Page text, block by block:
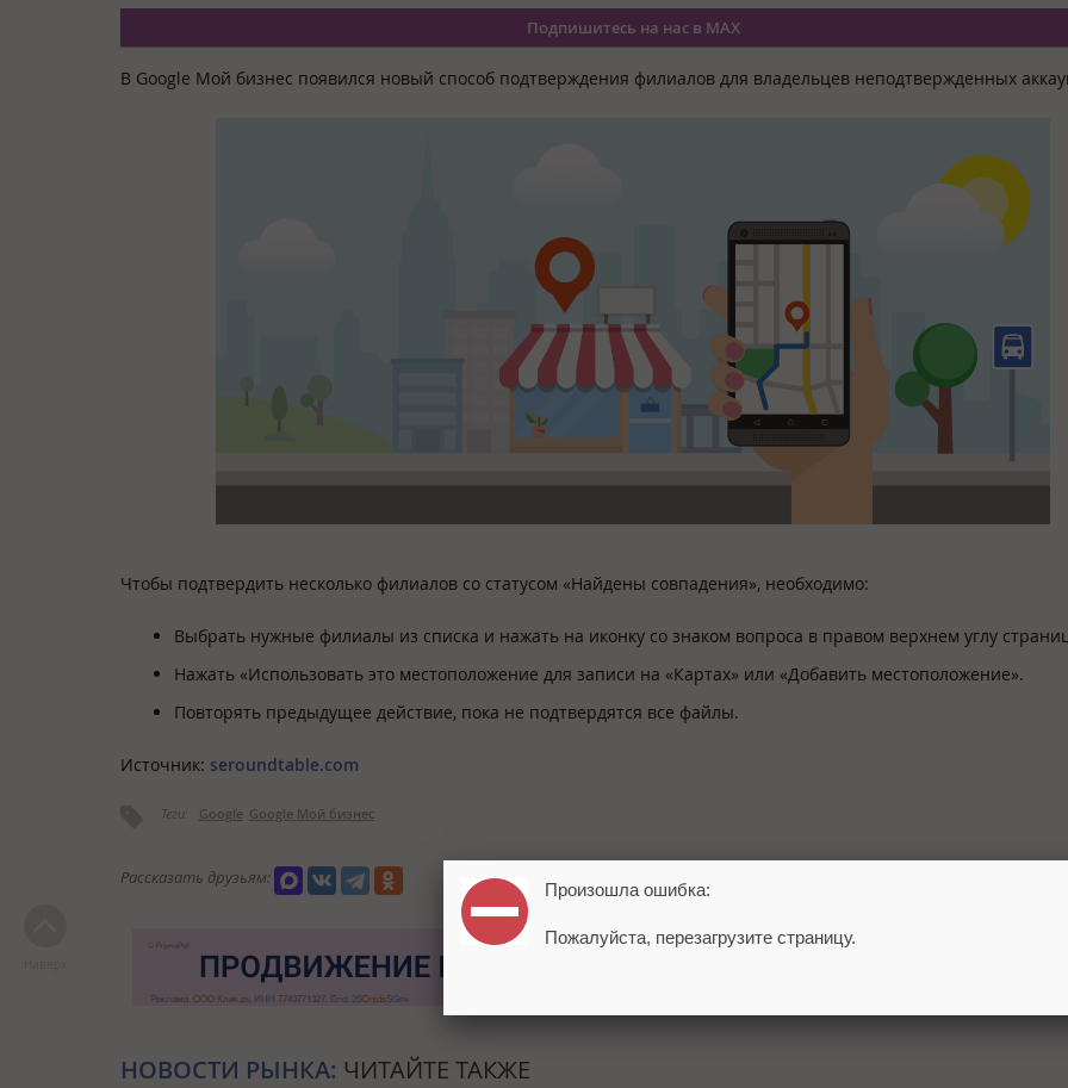
Подпишитесь на нас в MAX
В Google Мой бизнес появился новый способ подтверждения филиалов для владельцев неподтвержденных
Чтобы подтвердить несколько филиалов со статусом «Найдены совпадения», необходимо:
Выбрать нужные филиалы из списка и нажать на иконку со знаком вопроса в правом верхнем углу
Нажать «Использовать это местоположение для записи на «Картах» или «Добавить местоположение».
Повторять предыдущее действие, пока не подтвердятся все файлы.
Источник: seroundtable.com
Теги: Google Google Мой бизнес
Рассказать друзьям:
НОВОСТИ РЫНКА: ЧИТАЙТЕ ТАКЖЕ
Произошла ошибка:
Пожалуйста, перезагрузите страницу.